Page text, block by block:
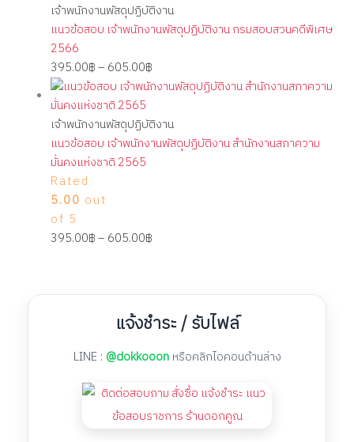
เจ้าพนักงานพัสดุปฏิบัติงาน
แนวข้อสอบ เจ้าพนักงานพัสดุปฏิบัติงาน กรมสอบสวนคดีพิเศษ
2566
395.00฿– 605.00฿
เจ้าพนักงานพัสดุปฏิบัติงาน
แนวข้อสอบ เจ้าพนักงานพัสดุปฏิบัติงาน สำนักงานสภาความ
มั่นคงแห่งชาติ 2565
Rated
5.00 out
of 5
395.00฿– 605.00฿
แจ้งชำระ / รับไฟล์
LINE : @dokkooon หรือคลิกไอคอนด้านล่าง